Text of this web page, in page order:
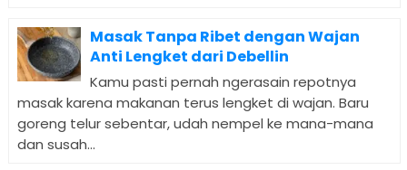
Masak Tanpa Ribet dengan Wajan
Anti Lengket dari Debellin
Kamu pasti pernah ngerasain repotnya
masak karena makanan terus lengket di wajan. Baru
goreng telur sebentar, udah nempel ke mana-mana
dan susah...